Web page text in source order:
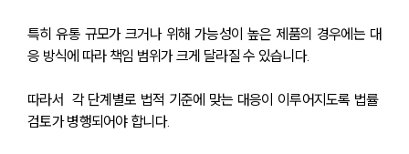
특히 유통 규모가 크거나 위해 가능성이 높은 제품의 경우에는 대
응 방식에 따라 책임 범위가 크게 달라질 수 있습니다.
따라서  각 단계별로 법적 기준에 맞는 대응이 이루어지도록 법률
검토가 병행되어야 합니다.